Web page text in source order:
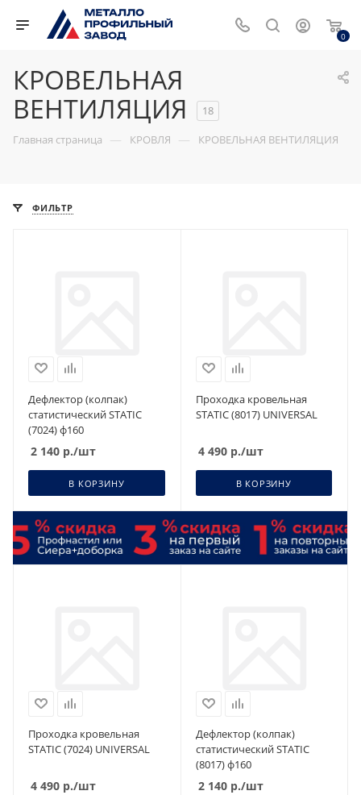
0
КРОВЕЛЬНАЯ
ВЕНТИЛЯЦИЯ
18
Главная страница
— КРОВЛЯ — КРОВЕЛЬНАЯ ВЕНТИЛЯЦИЯ
ФИЛЬТР
Дефлектор (колпак)
статистический STATIC
(7024) ф160
2 140 р./шт
В КОРЗИНУ
Проходка кровельная
STATIC (8017) UNIVERSAL
4 490р./шт
В КОРЗИНУ
Проходка кровельная
STATIC (7024) UNIVERSAL
4 490 р./шт
Дефлектор (колпак)
статистический STATIC
(8017) ф160
2 140р./шт